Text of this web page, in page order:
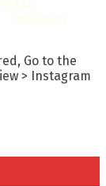
Go to the
> Instagram